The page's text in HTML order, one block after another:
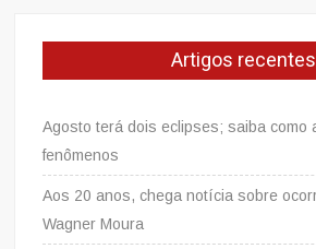
Artigos recentes
Agosto terá dois eclipses; saiba como
fenômenos
Aos 20 anos, chega notícia sobre
Wagner Moura